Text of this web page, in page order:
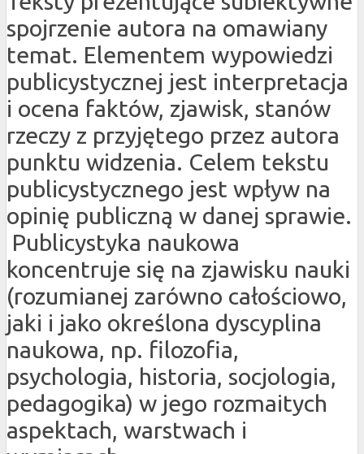
spojrzenie autora na omawiany
temat. Elementem wypowiedzi
publicystycznej jest interpretacja
i ocena faktów, zjawisk, stanów
rzeczy z przyjętego przez autora
punktu widzenia. Celem tekstu
publicystycznego jest wpływ na
opinię publiczną w danej sprawie.
Publicystyka naukowa
koncentruje się na zjawisku nauki
(rozumianej zarówno całościowo,
jaki i jako określona dyscyplina
naukowa, np. filozofia,
psychologia, historia, socjologia,
pedagogika) w jego rozmaitych
aspektach, warstwach i